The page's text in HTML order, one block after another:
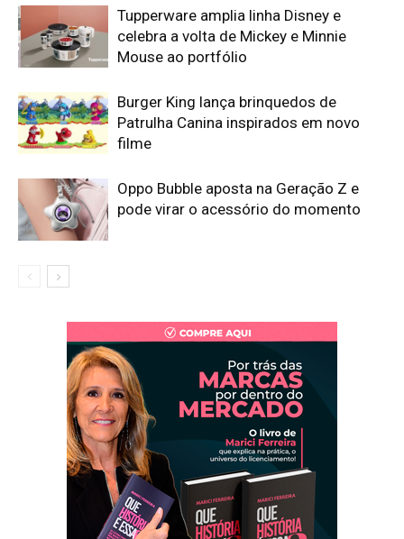
Tupperware amplia linha Disney e
celebra a volta de Mickey e Minnie
Mouse ao portfólio
Burger King lança brinquedos de
Patrulha Canina inspirados em novo
filme
Oppo Bubble aposta na Geração Z e
pode virar o acessório do momento